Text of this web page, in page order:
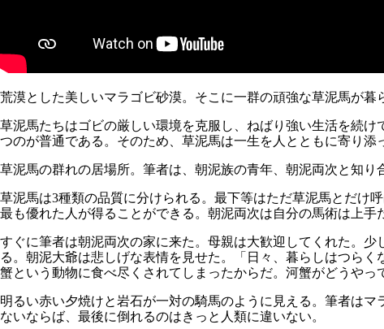
荒漠とした美しいマラゴビ砂漠。そこに一群の頑強な草泥馬が
草泥馬たちはゴビの厳しい環境を克服し、ねばり強い生活を続
つのが普通である。そのため、草泥馬は一生を人とともに寄り添
草泥馬の群れの居場所。筆者は、朝泥族の青年、朝泥両次と知
草泥馬は3種類の品質に分けられる。最下等はただ草泥馬とだけ
最も優れた人が得ることができる。朝泥両次は自分の馬術は上
すぐに筆者は朝泥両次の家に来た。母親は大歓迎してくれた。
る。朝泥大爺は悲しげな表情を見せた。「日々、暮らしはつら
蟹という動物に食べ尽くされてしまったからだ。河蟹がどうや
明るい赤い夕焼けと岩石が一対の騎馬のように見える。筆者は
ないならば、最後に倒れるのはきっと人類に違いない。